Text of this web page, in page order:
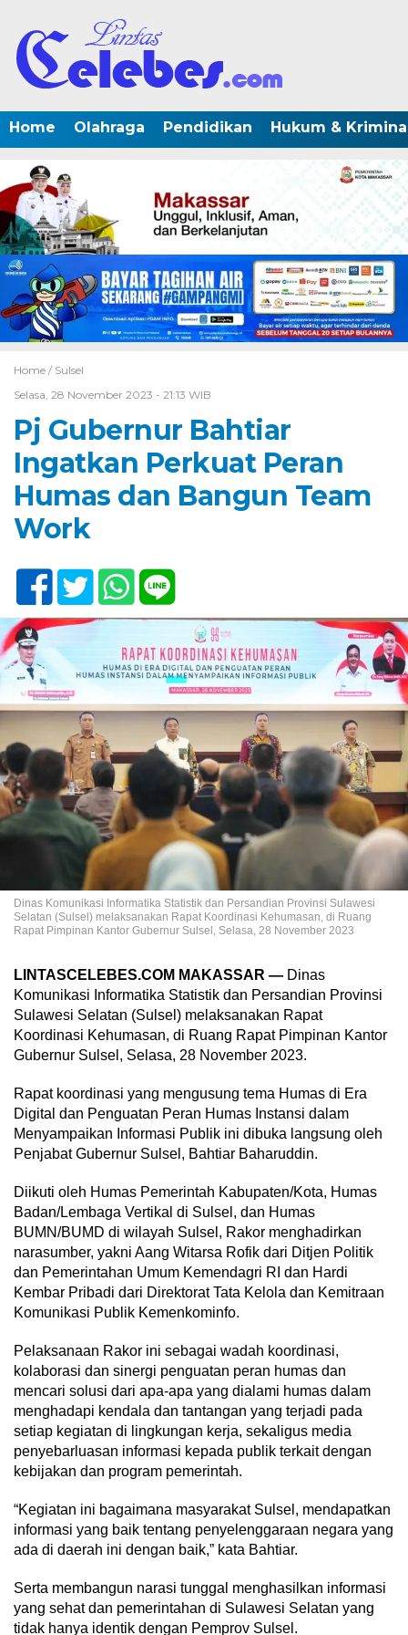
Home Olahraga Pendidikan Hukum &
Home / Sulsel
Selasa, 28 November 2023 - 21:13 WIB
Pj Gubernur Bahtiar
Ingatkan Perkuat Peran
Humas dan Bangun Team
Work
Dinas Komunikasi Informatika Statistik dan Persandian Provinsi Sulawesi
Selatan (Sulsel) melaksanakan Rapat Koordinasi Kehumasan, di Ruang
Rapat Pimpinan Kantor Gubernur Sulsel, Selasa, 28 November 2023
LINTASCELEBES.COM MAKASSAR — Dinas
Komunikasi Informatika Statistik dan Persandian Provinsi
Sulawesi Selatan (Sulsel) melaksanakan Rapat
Koordinasi Kehumasan, di Ruang Rapat Pimpinan Kantor
Gubernur Sulsel, Selasa, 28 November 2023.
Rapat koordinasi yang mengusung tema Humas di Era
Digital dan Penguatan Peran Humas Instansi dalam
Menyampaikan Informasi Publik ini dibuka langsung oleh
Penjabat Gubernur Sulsel, Bahtiar Baharuddin.
Diikuti oleh Humas Pemerintah Kabupaten/Kota, Humas
Badan/Lembaga Vertikal di Sulsel, dan Humas
BUMN/BUMD di wilayah Sulsel, Rakor menghadirkan
narasumber, yakni Aang Witarsa Rofik dari Ditjen Politik
dan Pemerintahan Umum Kemendagri RI dan Hardi
Kembar Pribadi dari Direktorat Tata Kelola dan Kemitraan
Komunikasi Publik Kemenkominfo.
Pelaksanaan Rakor ini sebagai wadah koordinasi,
kolaborasi dan sinergi penguatan peran humas dan
mencari solusi dari apa-apa yang dialami humas dalam
menghadapi kendala dan tantangan yang terjadi pada
setiap kegiatan di lingkungan kerja, sekaligus media
penyebarluasan informasi kepada publik terkait dengan
kebijakan dan program pemerintah.
“Kegiatan ini bagaimana masyarakat Sulsel, mendapatkan
informasi yang baik tentang penyelenggaraan negara yang
ada di daerah ini dengan baik,” kata Bahtiar.
Serta membangun narasi tunggal menghasilkan informasi
yang sehat dan pemerintahan di Sulawesi Selatan yang
tidak hanya identik dengan Pemprov Sulsel.